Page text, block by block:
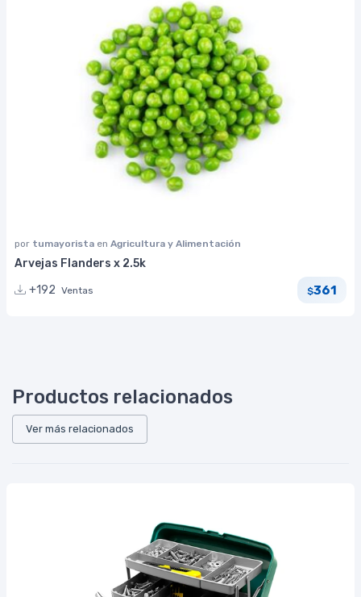
por tumayorista en Agricultura y Alimentación
Arvejas Flanders x 2.5k
+192 Ventas $361
Productos relacionados
Ver más relacionados